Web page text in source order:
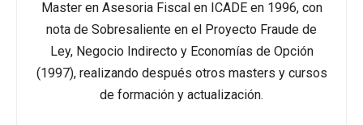
Master en Asesoria Fiscal en ICADE en 1996, con
nota de Sobresaliente en el Proyecto Fraude de
Ley, Negocio Indirecto y Economías de Opción
(1997), realizando después otros masters y cursos
de formación y actualización.